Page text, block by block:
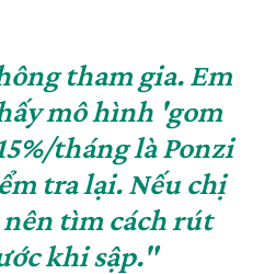
tham gia. Em
mô hình 'gom
tháng là Ponzi
tra lại. Nếu chị
tìm cách rút
khi sập."